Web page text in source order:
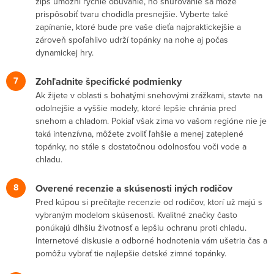
prispôsobiť tvaru chodidla presnejšie. Vyberte také
zapínanie, ktoré bude pre vaše dieťa najpraktickejšie a
zároveň spoľahlivo udrží topánky na nohe aj počas
dynamickej hry.
Zohľadnite špecifické podmienky
Ak žijete v oblasti s bohatými snehovými zrážkami, stavte na
odolnejšie a vyššie modely, ktoré lepšie chránia pred
snehom a chladom. Pokiaľ však zima vo vašom regióne nie je
taká intenzívna, môžete zvoliť ľahšie a menej zateplené
topánky, no stále s dostatočnou odolnosťou voči vode a
chladu.
Overené recenzie a skúsenosti iných rodičov
Pred kúpou si prečítajte recenzie od rodičov, ktorí už majú s
vybraným modelom skúsenosti. Kvalitné značky často
ponúkajú dlhšiu životnosť a lepšiu ochranu proti chladu.
Internetové diskusie a odborné hodnotenia vám ušetria čas a
pomôžu vybrať tie najlepšie detské zimné topánky.